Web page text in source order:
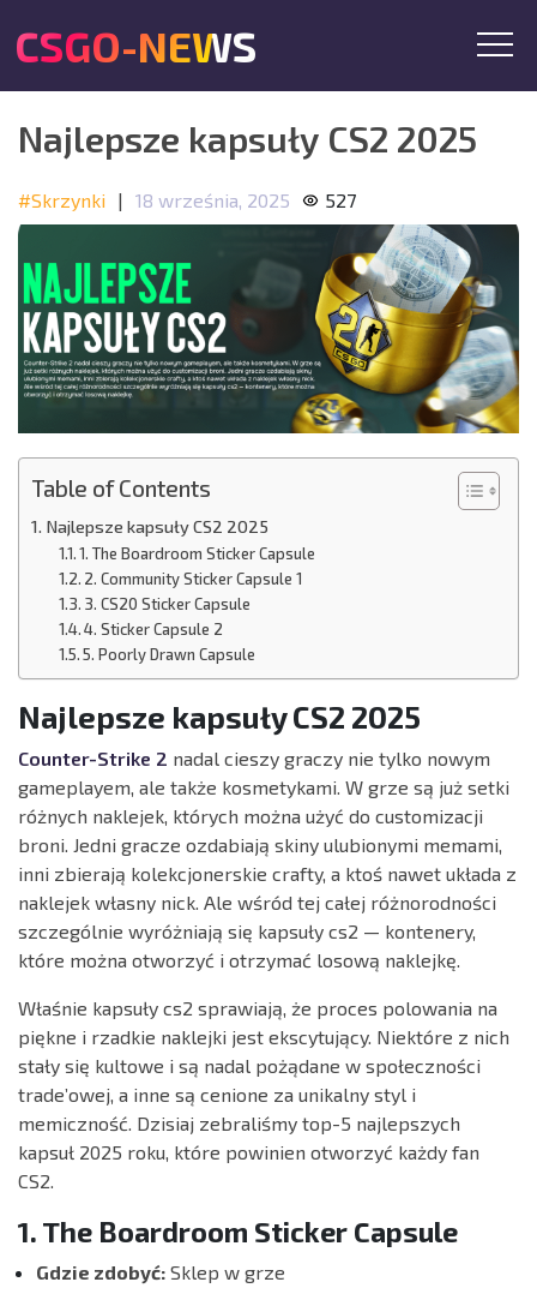
CSGO-NEWS
Najlepsze kapsuły CS2 2025
#Skrzynki | 18 września, 2025 527
Table of Contents
Najlepsze kapsuły CS2 2025
1. The Boardroom Sticker Capsule
2. Community Sticker Capsule 1
3. CS20 Sticker Capsule
4. Sticker Capsule 2
5. Poorly Drawn Capsule
Najlepsze kapsuły CS2 2025
Counter-Strike 2 nadal cieszy graczy nie tylko nowym
gameplayem, ale także kosmetykami. W grze są już setki
różnych naklejek, których można użyć do customizacji
broni. Jedni gracze ozdabiają skiny ulubionymi memami,
inni zbierają kolekcjonerskie crafty, a ktoś nawet układa z
naklejek własny nick. Ale wśród tej całej różnorodności
szczególnie wyróżniają się kapsuły cs2 — kontenery,
które można otworzyć i otrzymać losową naklejkę.
Właśnie kapsuły cs2 sprawiają, że proces polowania na
piękne i rzadkie naklejki jest ekscytujący. Niektóre z nich
stały się kultowe i są nadal pożądane w społeczności
trade’owej, a inne są cenione za unikalny styl i
memiczność. Dzisiaj zebraliśmy top-5 najlepszych
kapsuł 2025 roku, które powinien otworzyć każdy fan
CS2.
1. The Boardroom Sticker Capsule
Gdzie zdobyć: Sklep w grze